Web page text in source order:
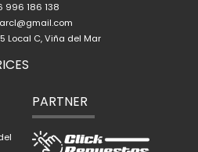
996 186 138
Local C, Viña del Mar
PARTNER